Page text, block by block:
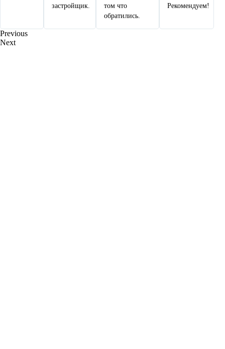
застройщик.
том что
обратились.
Рекомендуем!
Previous
Next